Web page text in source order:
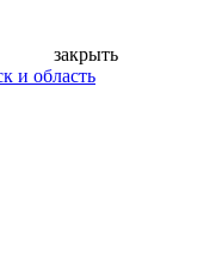
закрыть
и область